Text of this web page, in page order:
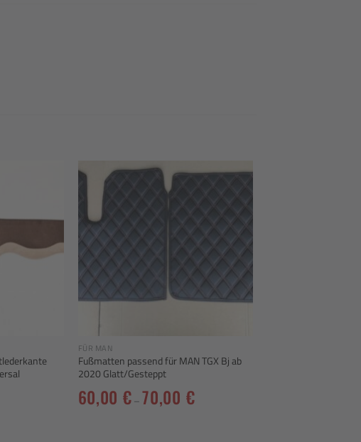
FÜR MAN
Fußmatten passend für MAN TGX Bj ab
2020 Glatt/Gesteppt
60,00 €–70,00 €